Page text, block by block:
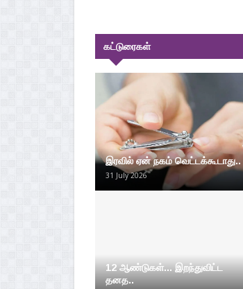
கட்டுரைகள்
இரவில் ஏன் நகம் வெட்டக்கூடாது..
31 July 2026
12 ஆண்டுகள்... இறந்துவிட்ட
தனத..